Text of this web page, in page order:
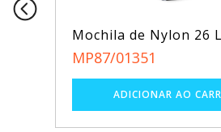
Mochila de Nylon 26
MP87/01351